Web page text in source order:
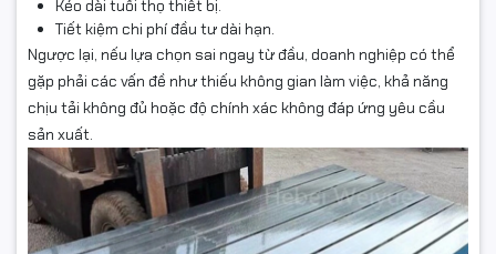
Kéo dài tuổi thọ thiết bị.
Tiết kiệm chi phí đầu tư dài hạn.
Ngược lại, nếu lựa chọn sai ngay từ đầu, doanh nghiệp có thể
gặp phải các vấn đề như thiếu không gian làm việc, khả năng
chịu tải không đủ hoặc độ chính xác không đáp ứng yêu cầu
sản xuất.